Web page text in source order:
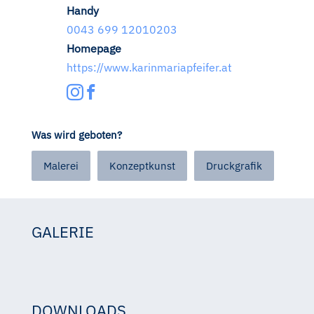
Handy
0043 699 12010203
Homepage
https://www.karinmariapfeifer.at
Was wird geboten?
Malerei Konzeptkunst Druckgrafik
GALERIE